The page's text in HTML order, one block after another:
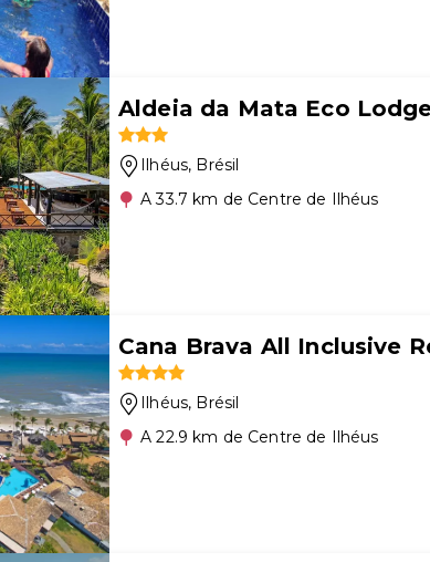
Aldeia da Mata Eco
Ilhéus, Brésil
A 33.7 km de Centre de Ilhéus
Cana Brava All Inclusive
Ilhéus, Brésil
A 22.9 km de Centre de Ilhéus